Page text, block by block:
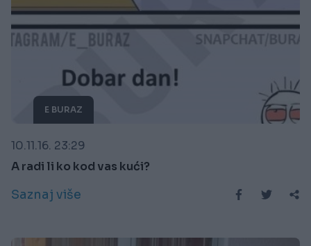
E BURAZ
10.11.16. 23:29
A radi li ko kod vas kući?
Saznaj više